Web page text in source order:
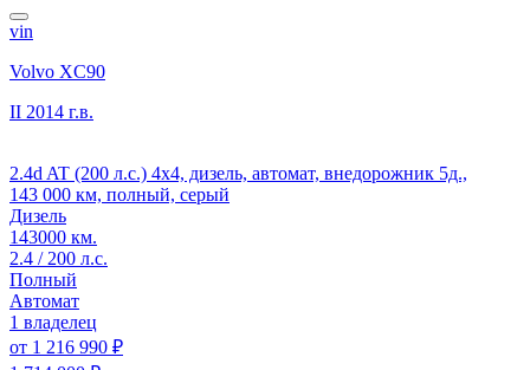
vin
Volvo XC90
II 2014 г.в.
2.4d AT (200 л.с.) 4x4, дизель, автомат, внедорожник 5д.,
143 000 км, полный, серый
Дизель
143000 км.
2.4 / 200 л.с.
Полный
Автомат
1 владелец
от 1 216 990 ₽